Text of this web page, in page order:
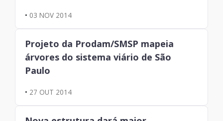
• 03 NOV 2014
Projeto da Prodam/SMSP mapeia
árvores do sistema viário de São
Paulo
• 27 OUT 2014